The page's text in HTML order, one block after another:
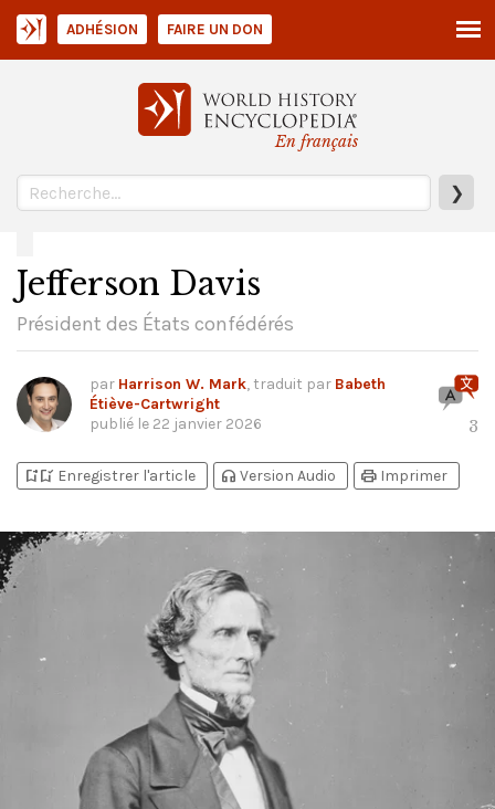
En français
❯
ADHÉSION FAIRE UN DON
Jefferson Davis
Président des États confédérés
par Harrison W. Mark, traduit par Babeth
Étiève-Cartwright
publié le 22 janvier 2026 3
bookmark_addbookmark_added Enregistrer l'article headphones Version Audio print Imprimer